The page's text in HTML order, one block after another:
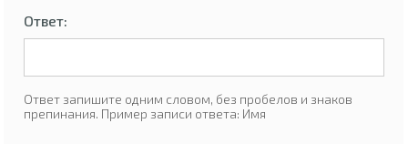
Ответ:
Ответ запишите одним словом, без пробелов и знаков
препинания. Пример записи ответа: Имя